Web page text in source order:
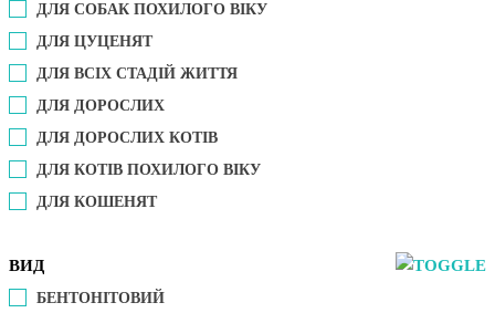
ДЛЯ СОБАК ПОХИЛОГО ВІКУ
ДЛЯ ЦУЦЕНЯТ
ДЛЯ ВСІХ СТАДІЙ ЖИТТЯ
ДЛЯ ДОРОСЛИХ
ДЛЯ ДОРОСЛИХ КОТІВ
ДЛЯ КОТІВ ПОХИЛОГО ВІКУ
ДЛЯ КОШЕНЯТ
ВИД
БЕНТОНІТОВИЙ